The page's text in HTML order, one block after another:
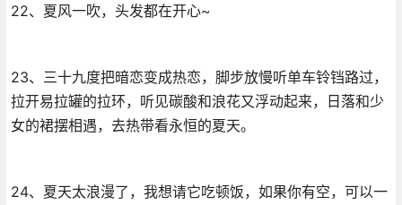
22、夏风一吹，头发都在开心~
23、三十九度把暗恋变成热恋，脚步放慢听单车铃铛路过，
拉开易拉罐的拉环，听见碳酸和浪花又浮动起来，日落和少
女的裙摆相遇，去热带看永恒的夏天。
24、夏天太浪漫了，我想请它吃顿饭，如果你有空，可以一